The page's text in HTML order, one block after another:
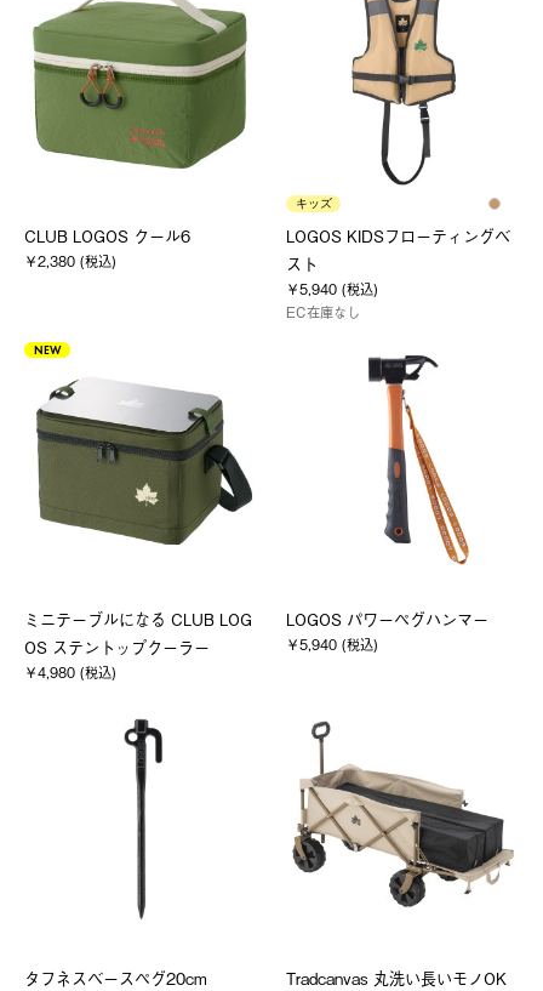
CLUB LOGOS クール6
￥2,380 (税込)
キッズ
LOGOS KIDSフローティングベ
スト
￥5,940 (税込)
EC在庫なし
NEW
ミニテーブルになる CLUB LOG
OS ステントップクーラー
￥4,980 (税込)
LOGOS パワーペグハンマー
￥5,940 (税込)
タフネスベースペグ20cm
Tradcanvas 丸洗い長いモノOK